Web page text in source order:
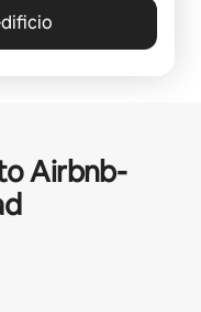
Airbnb-